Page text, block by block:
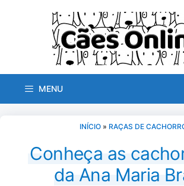
MENU
INÍCIO» RAÇAS DE
Conheça as
da Ana Maria